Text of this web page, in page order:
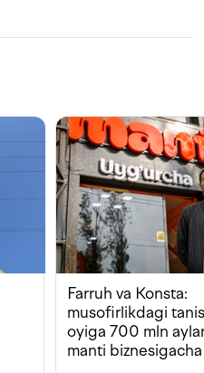
Farruh va Konsta:
musofirlikdagi
oyiga 700 mln
manti biznesigacha